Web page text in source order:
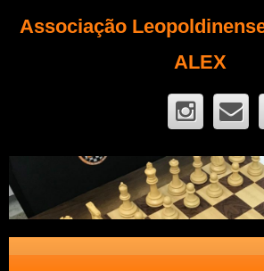
Associação
ALEX